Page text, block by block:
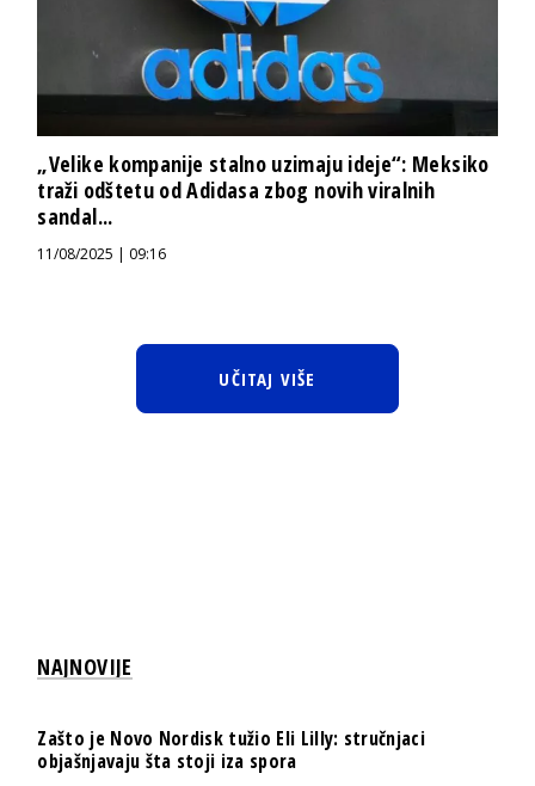
„Velike kompanije stalno uzimaju ideje“: Meksiko
traži odštetu od Adidasa zbog novih viralnih
sandal...
11/08/2025 | 09:16
UČITAJ VIŠE
NAJNOVIJE
Zašto je Novo Nordisk tužio Eli Lilly: stručnjaci
objašnjavaju šta stoji iza spora